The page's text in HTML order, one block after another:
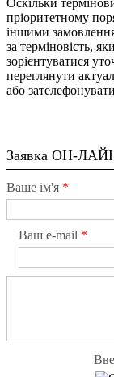
Оскільки
пріоритетному
іншими
за терміновість,
зорієнтуватися
переглянути
або
Заявка ОН-
Ваше ім'я *
Ваш e-mail *